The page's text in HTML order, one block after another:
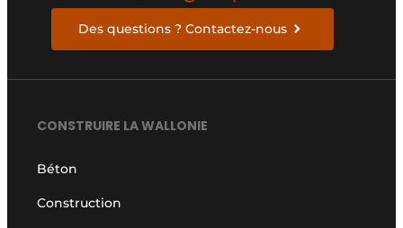
Des questions ? Contactez-nous
CONSTRUIRE LA WALLONIE
Béton
Construction